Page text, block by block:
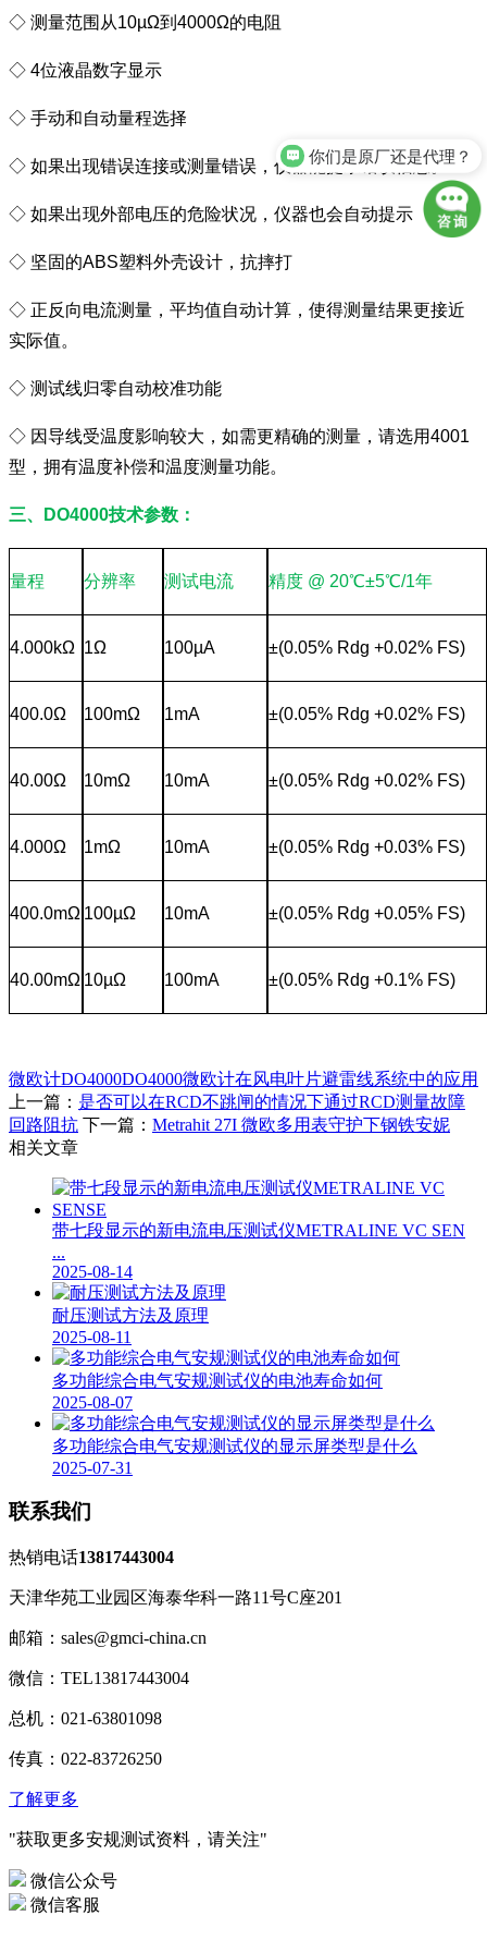
◇ 测量范围从10µΩ到4000Ω的电阻
◇ 4位液晶数字显示
◇ 手动和自动量程选择
◇ 如果出现错误连接或测量错误，仪器能提示错误信息。
◇ 如果出现外部电压的危险状况，仪器也会自动提示
◇ 坚固的ABS塑料外壳设计，抗摔打
◇ 正反向电流测量，平均值自动计算，使得测量结果更接近
实际值。
◇ 测试线归零自动校准功能
◇ 因导线受温度影响较大，如需更精确的测量，请选用4001
型，拥有温度补偿和温度测量功能。
三、DO4000技术参数：
量程 分辨率 测试电流 精度 @ 20℃±5℃/1年
4.000kΩ 1Ω 100µA ±(0.05% Rdg +0.02% FS)
400.0Ω 100mΩ 1mA ±(0.05% Rdg +0.02% FS)
40.00Ω 10mΩ 10mA ±(0.05% Rdg +0.02% FS)
4.000Ω 1mΩ 10mA ±(0.05% Rdg +0.03% FS)
400.0mΩ 100µΩ 10mA ±(0.05% Rdg +0.05% FS)
40.00mΩ 10µΩ 100mA ±(0.05% Rdg +0.1% FS)
微欧计DO4000DO4000微欧计在风电叶片避雷线系统中的应用
上一篇： 是否可以在RCD不跳闸的情况下通过RCD测量故障
回路阻抗 下一篇： Metrahit 27I 微欧多用表守护下钢铁安妮
相关文章
带七段显示的新电流电压测试仪METRALINE VC SEN
...
2025-08-14
耐压测试方法及原理
2025-08-11
多功能综合电气安规测试仪的电池寿命如何
2025-08-07
多功能综合电气安规测试仪的显示屏类型是什么
2025-07-31
联系我们
热销电话13817443004
天津华苑工业园区海泰华科一路11号C座201
邮箱：sales@gmci-china.cn
微信：TEL13817443004
总机：021-63801098
传真：022-83726250
了解更多
"获取更多安规测试资料，请关注"
微信公众号
微信客服
你们是原厂还是代理？